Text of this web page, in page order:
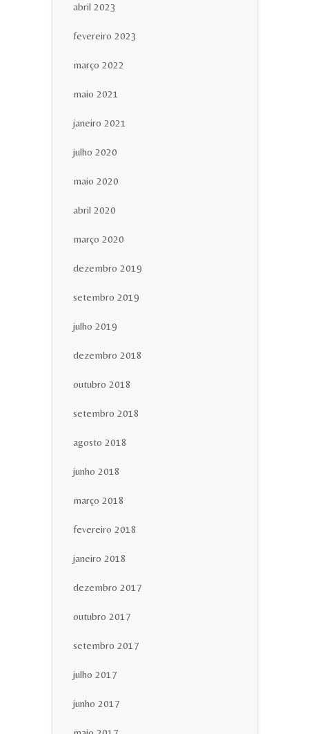
abril 2023
fevereiro 2023
março 2022
maio 2021
janeiro 2021
julho 2020
maio 2020
abril 2020
março 2020
dezembro 2019
setembro 2019
julho 2019
dezembro 2018
outubro 2018
setembro 2018
agosto 2018
junho 2018
março 2018
fevereiro 2018
janeiro 2018
dezembro 2017
outubro 2017
setembro 2017
julho 2017
junho 2017